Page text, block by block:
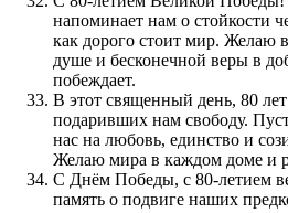
напоминает нам о стойкости
как дорого стоит мир. Желаю
душе и бесконечной веры в
побеждает.
В этот священный день, 80
подаривших нам свободу.
нас на любовь, единство и
Желаю мира в каждом доме и
С Днём Победы, с 80-летием
память о подвиге наших